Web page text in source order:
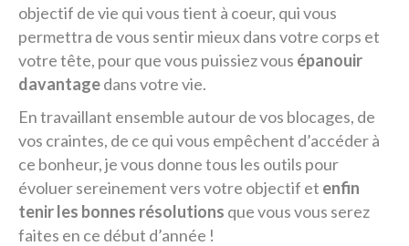
objectif de vie qui vous tient à coeur, qui vous
permettra de vous sentir mieux dans votre corps et
votre tête, pour que vous puissiez vous épanouir
davantagedans votre vie.
En travaillant ensemble autour de vos blocages, de
vos craintes, de ce qui vous empêchent d’accéder à
ce bonheur, je vous donne tous les outils pour
évoluer sereinement vers votre objectif et enfin
tenir les bonnes résolutions que vous vous serez
faites en ce début d’année !